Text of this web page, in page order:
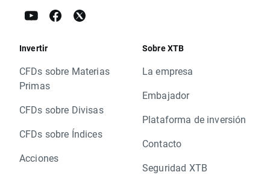
Invertir
CFDs sobre Materias
Primas
CFDs sobre Divisas
CFDs sobre Índices
Acciones
Sobre XTB
La empresa
Embajador
Plataforma de inversión
Contacto
Seguridad XTB